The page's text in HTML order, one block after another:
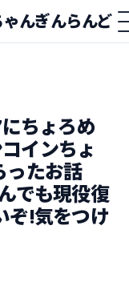
んぎんらんど
ちょろめ
インちょ
ったお話
でも現役復
ぞ!気をつけ